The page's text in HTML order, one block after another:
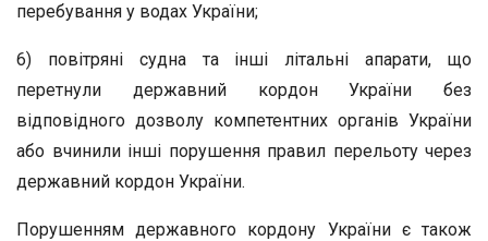
перебування у водах України;
6) повітряні судна та інші літальні апарати, що
перетнули державний кордон України без
відповідного дозволу компетентних органів України
або вчинили інші порушення правил перельоту через
державний кордон України.
Порушенням державного кордону України є також